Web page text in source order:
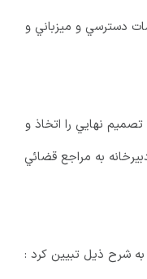
دسترسي و ميزباني و
نهايي را اتخاذ و
به مراجع قضائي
شرح ذيل تبيين كرد :